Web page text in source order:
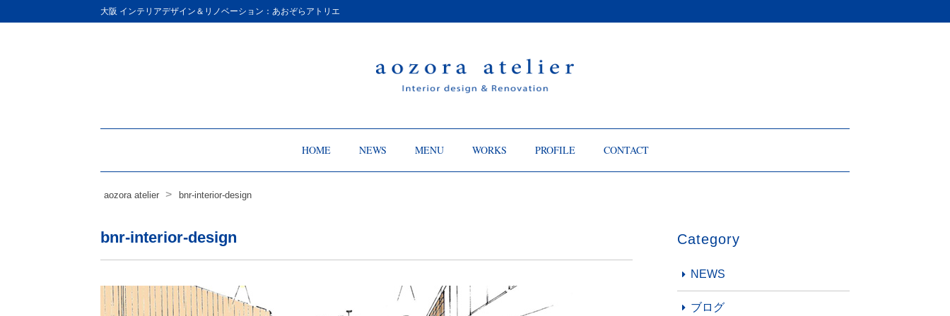
大阪 インテリアデザイン＆リノベーション：あおぞらアトリエ
HOME NEWS MENU WORKS PROFILE CONTACT
aozora atelier > bnr-interior-design
bnr-interior-design Category
NEWS
ブログ
Footer